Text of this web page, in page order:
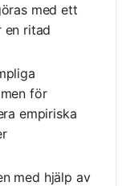
med ett
en ritad
för
empiriska
med hjälp av